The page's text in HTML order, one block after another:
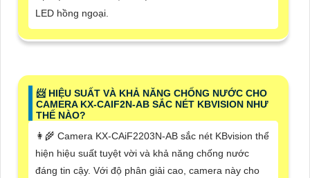
LED hồng ngoại.
📨 HIỆU SUẤT VÀ KHẢ NĂNG CHỐNG NƯỚC CHO
CAMERA KX-CAIF2N-AB SẮC NÉT KBVISION NHƯ
THẾ NÀO?
👩‍🌾 Camera KX-CAiF2203N-AB sắc nét KBvision thể
hiện hiệu suất tuyệt vời và khả năng chống nước
đáng tin cậy. Với độ phân giải cao, camera này cho